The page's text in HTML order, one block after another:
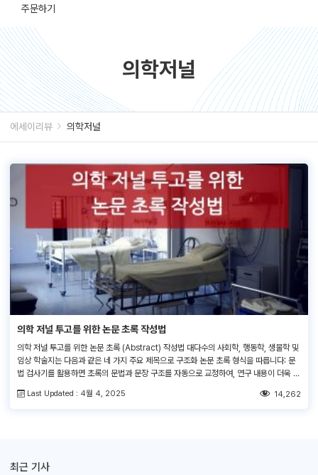
주문하기
의학저널
에세이리뷰 의학저널
의학 저널 투고를 위한 논문 초록 작성법
의학 저널 투고를 위한 논문 초록 (Abstract) 작성법 대다수의 사회학, 행동학, 생물학 및
임상 학술지는 다음과 같은 네 가지 주요 제목으로 구조화 논문 초록 형식을 따릅니다: 문
법 검사기를 활용하면 초록의 문법과 문장 구조를 자동으로 교정하여, 연구 내용이 더욱 명
언어로 쉽게 변환할 수 있어, […]
Last Updated : 4월 4, 2025 14,262
최근 기사